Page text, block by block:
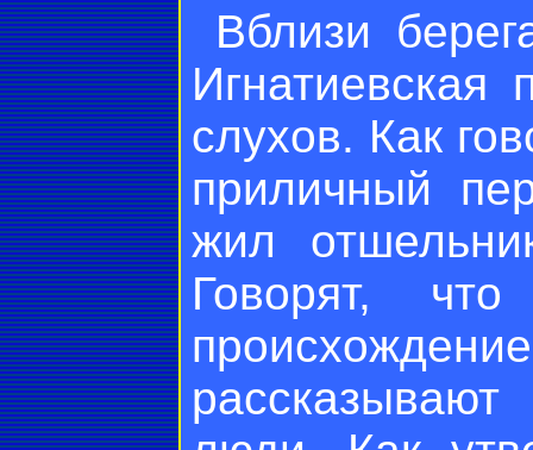
Вблизи
слухов. Как
приличный
жил
Говорят,